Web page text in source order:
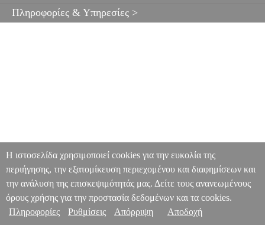
ΜΠΑΓΚΕΤΕΣ ΓΙΑ STEEL TONGUE DRUMS
Πληροφορίες & Υπηρεσίες >
Η ιστοσελίδα χρησιμοποιεί cookies για την ευκολία της
περιήγησης, την εξατομίκευση περιεχομένου και διαφημίσεων και
την ανάλυση της επισκεψιμότητάς μας. Δείτε τους ανανεωμένους
όρους χρήσης για την προστασία δεδομένων και τα cookies.
Πληροφορίες
Ρυθμίσεις Απόρριψη Αποδοχή